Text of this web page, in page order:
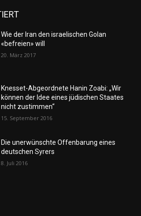
Wie der Iran den israelischen Golan
«befreien» will
20. März 2017
Knesset-Abgeordnete Hanin Zoabi: „Wir
können der Idee eines jüdischen Staates
nicht zustimmen“
15. September 2016
Die unerwünschte Offenbarung eines
deutschen Syrers
8. Juli 2016